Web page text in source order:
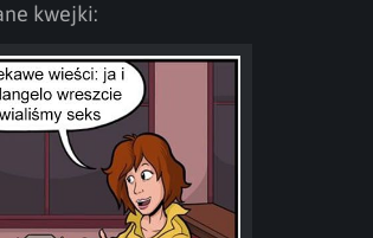
kwejki: